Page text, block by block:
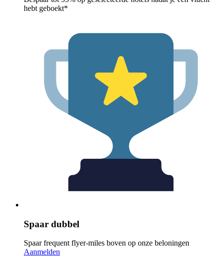
hebt geboekt*
Spaar dubbel
Spaar frequent flyer-miles boven op onze beloningen
Aanmelden